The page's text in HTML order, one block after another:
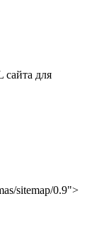
для
sitemap/0.9">